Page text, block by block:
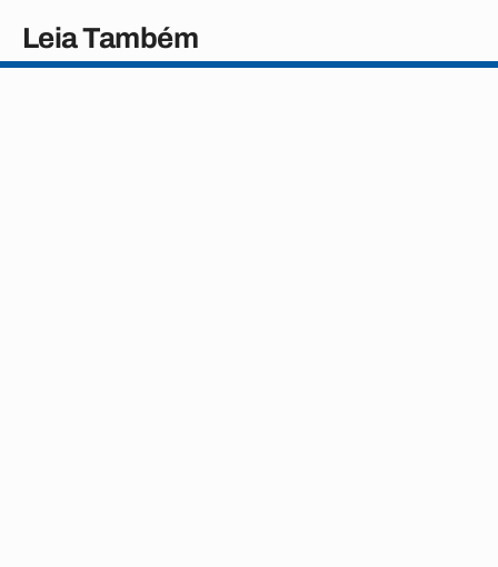
Leia Também